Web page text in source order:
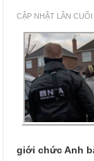
CẬP NHẬT LẦN
giới chức Anh